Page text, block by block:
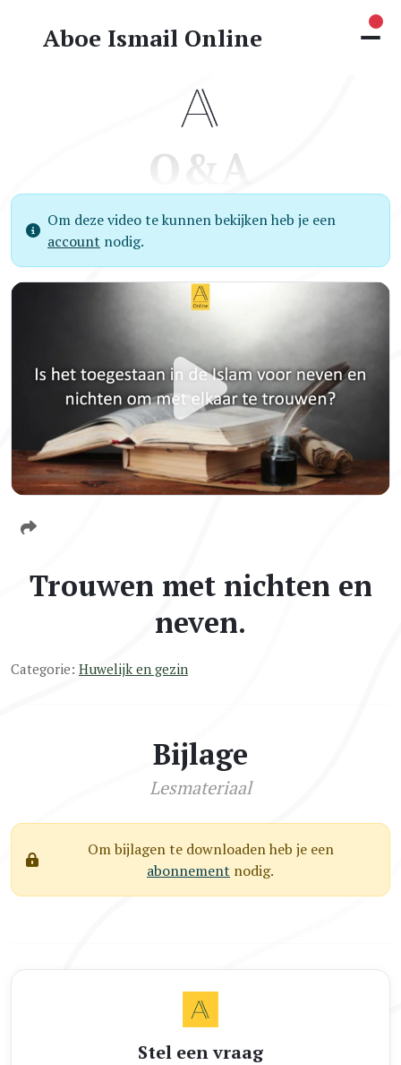
Aboe Ismail Online
Q&A
Om deze video te kunnen bekijken heb je een
account nodig.
Trouwen met nichten en
neven.
Categorie: Huwelijk en gezin
Bijlage
Lesmateriaal
Om bijlagen te downloaden heb je een
abonnement nodig.
Stel een vraag